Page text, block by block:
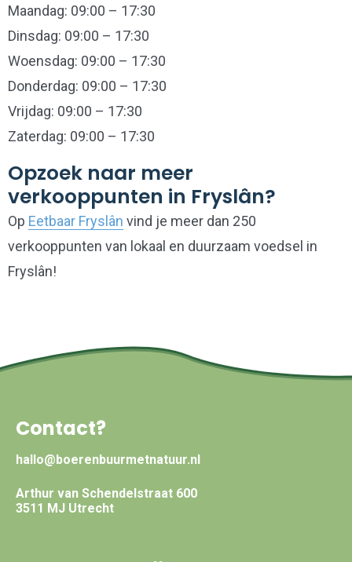
Maandag: 09:00 – 17:30
Dinsdag: 09:00 – 17:30
Woensdag: 09:00 – 17:30
Donderdag: 09:00 – 17:30
Vrijdag: 09:00 – 17:30
Zaterdag: 09:00 – 17:30
Opzoek naar meer
verkooppunten in Fryslân?
Op Eetbaar Fryslân vind je meer dan 250
verkooppunten van lokaal en duurzaam voedsel in
Fryslân!
Contact?
hallo@boerenbuurmetnatuur.nl
Arthur van Schendelstraat 600
3511 MJ Utrecht